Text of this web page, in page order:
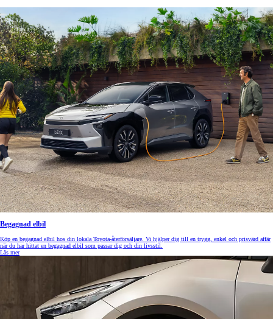
Begagnad elbil
Köp en begagnad elbil hos din lokala Toyota-återförsäljare. Vi hjälper dig till en trygg, enkel och prisvärd affär
när du har hittat en begagnad elbil som passar dig och din livsstil.
Läs mer